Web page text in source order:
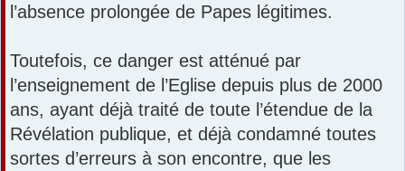
l’absence prolongée de Papes légitimes.
Toutefois, ce danger est atténué par
l’enseignement de l’Eglise depuis plus de 2000
ans, ayant déjà traité de toute l’étendue de la
Révélation publique, et déjà condamné toutes
sortes d’erreurs à son encontre, que les